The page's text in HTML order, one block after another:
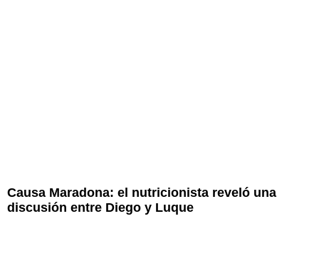
Causa Maradona: el nutricionista reveló una
discusión entre Diego y Luque